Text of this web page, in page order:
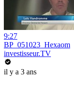
9:27
BP_051023_Hexaom
investisseur.TV
il y a 3 ans